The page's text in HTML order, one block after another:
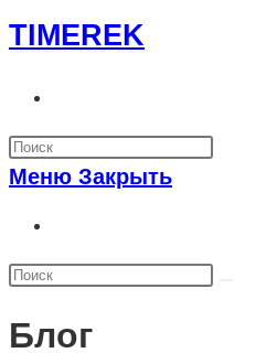
Перейти
к
TIMEREK
по
веб-
Меню Закрыть
по
сайту
Блог